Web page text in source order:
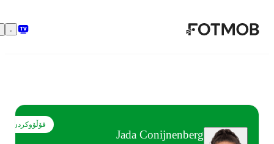
بازبڕە بۆ ناوەڕۆکی سەرەکی
Jada Conijnenberg
فۆڵۆوکردن